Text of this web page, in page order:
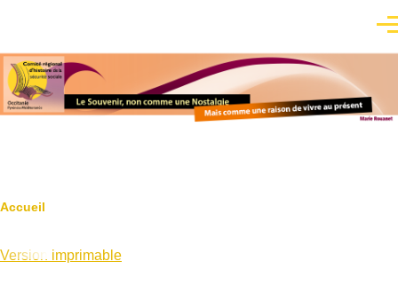
Fil
d'Ariane
Accueil
Version imprimable